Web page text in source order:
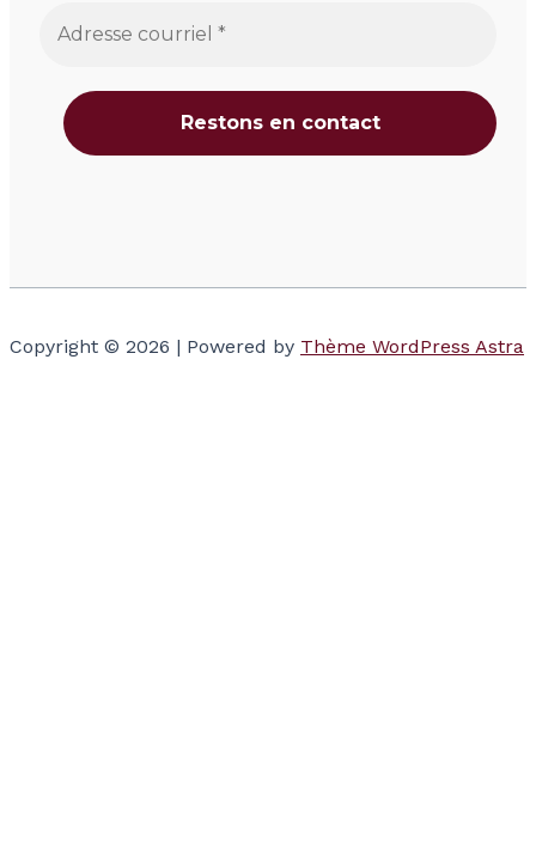
Copyright © 2026 | Powered by Thème WordPress Astra